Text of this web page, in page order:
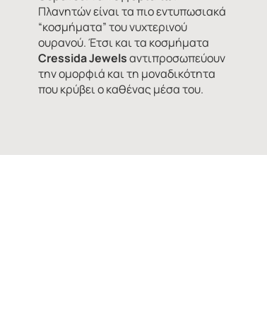
Πλανητών είναι τα πιο εντυπωσιακά
“κοσμήματα” του νυχτερινού
ουρανού. Έτσι και τα κοσμήματα
Cressida Jewelsαντιπροσωπεύουν
την ομορφιά και τη μοναδικότητα
που κρύβει ο καθένας μέσα του.